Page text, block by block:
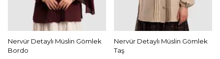
Nervür Detaylı Müslin Gömlek
Bordo
Nervür Detaylı Müslin Gömlek
Taş